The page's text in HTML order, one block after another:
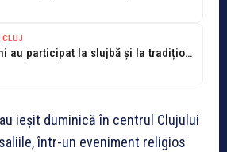
CLUJ
Mii de clujeni au participat la slujbă și la tradiționala Procesiune de...
ieșit duminică în centrul Clujului
într-un eveniment religios